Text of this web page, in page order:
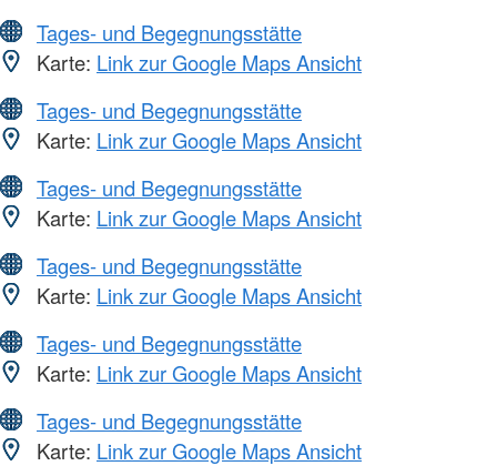
Tages- und Begegnungsstätte
Karte: Link zur Google Maps Ansicht
Tages- und Begegnungsstätte
Karte: Link zur Google Maps Ansicht
Tages- und Begegnungsstätte
Karte: Link zur Google Maps Ansicht
Tages- und Begegnungsstätte
Karte: Link zur Google Maps Ansicht
Tages- und Begegnungsstätte
Karte: Link zur Google Maps Ansicht
Tages- und Begegnungsstätte
Karte: Link zur Google Maps Ansicht